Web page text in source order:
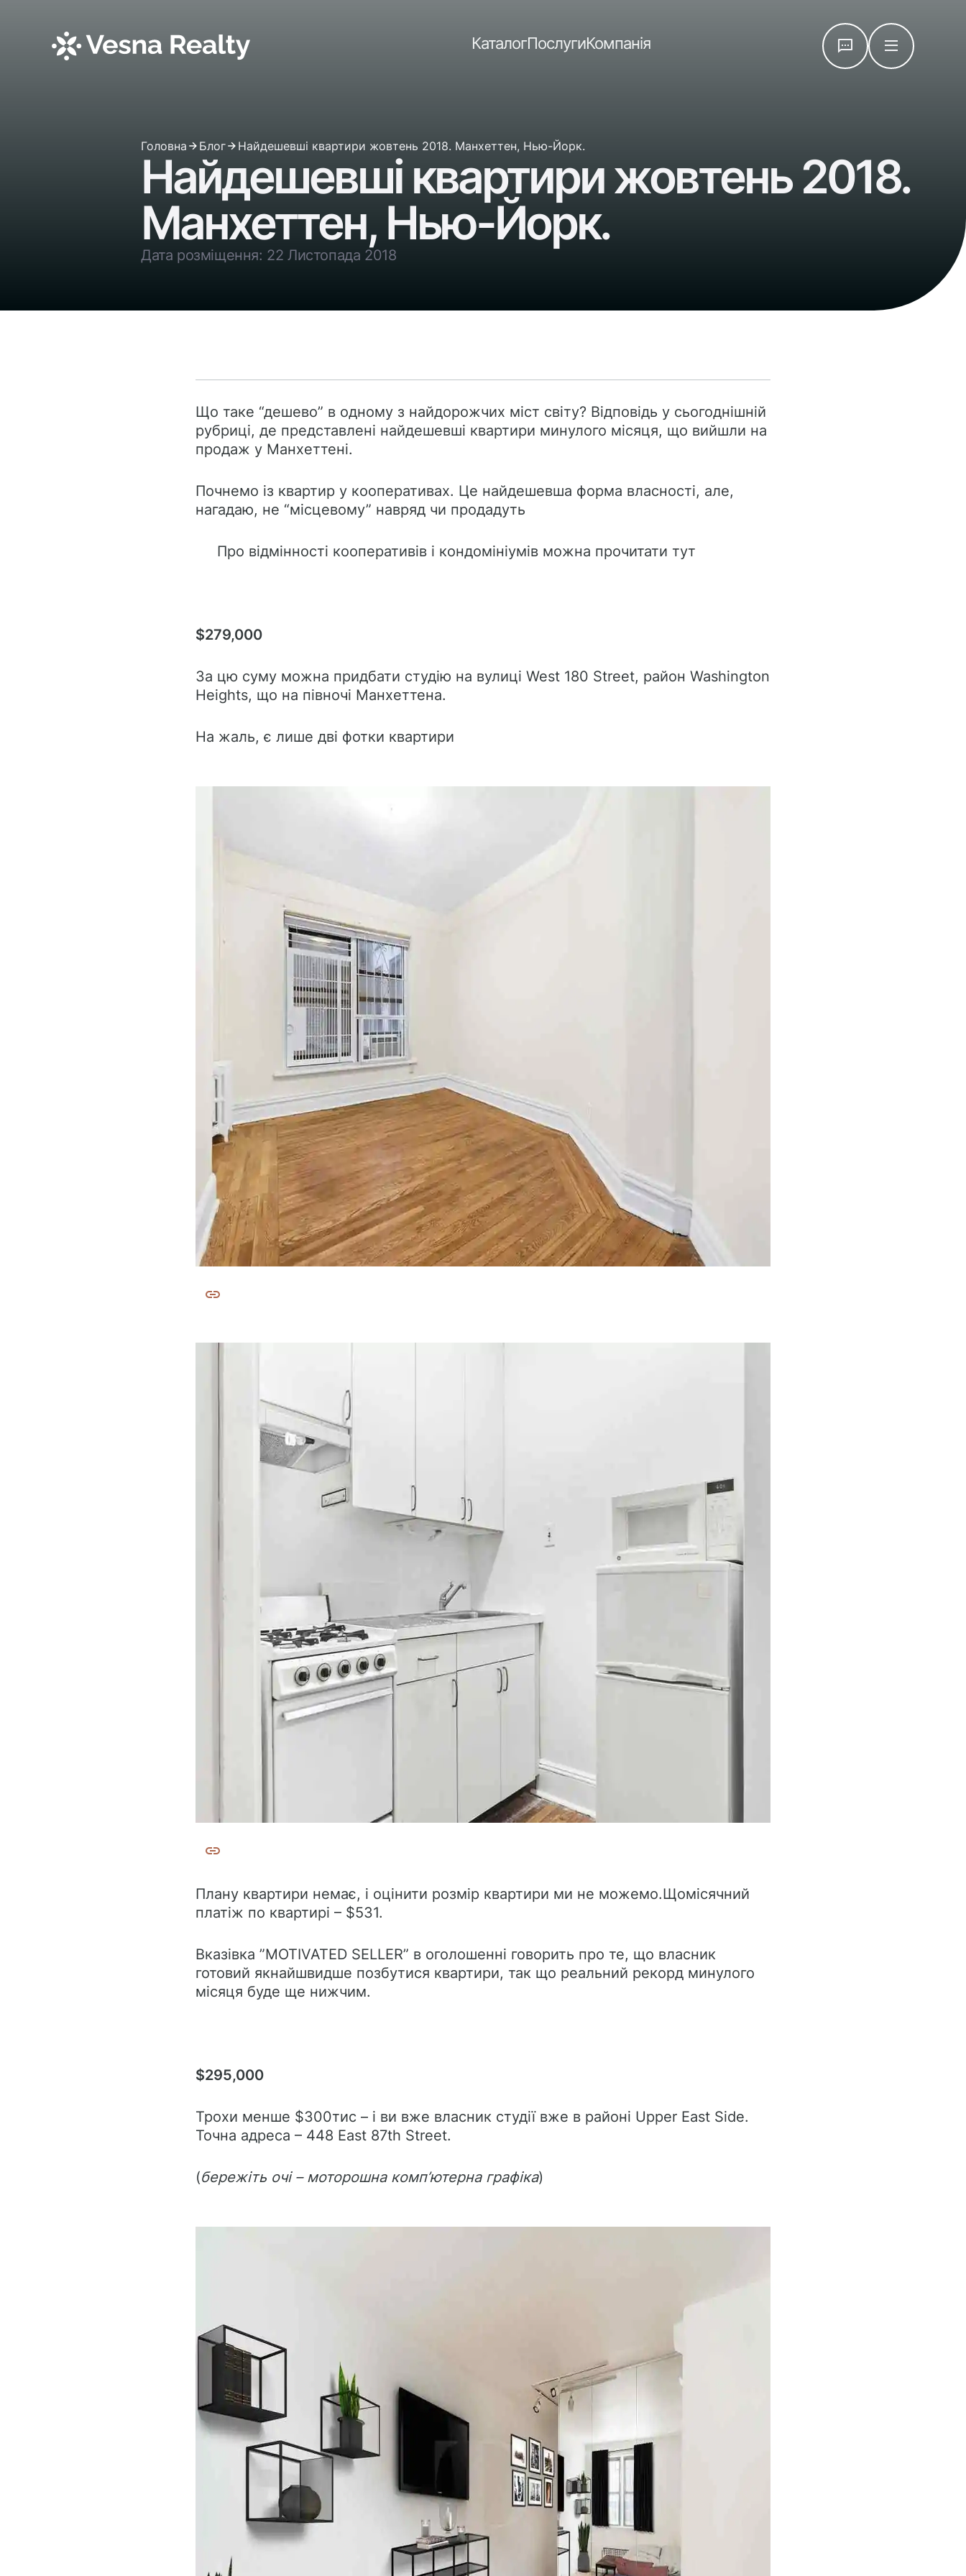
КаталогПослугиКомпанія
Головна Блог Найдешевші квартири жовтень 2018. Манхеттен, Нью-Йорк.
Найдешевші квартири жовтень 2018.
Манхеттен, Нью-Йорк.
Дата розміщення: 22 Листопада 2018
Що таке “дешево” в одному з найдорожчих міст світу? Відповідь у сьогоднішній
рубриці, де представлені найдешевші квартири минулого місяця, що вийшли на
продаж у Манхеттені.
Почнемо із квартир у кооперативах. Це найдешевша форма власності, але,
нагадаю, не “місцевому” навряд чи продадуть
Про відмінності кооперативів і кондомініумів можна прочитати тут
$279,000
За цю суму можна придбати студію на вулиці West 180 Street, район Washington
Heights, що на півночі Манхеттена.
На жаль, є лише дві фотки квартири
Плану квартири немає, і оцінити розмір квартири ми не можемо.Щомісячний
платіж по квартирі – $531.
Вказівка ​​”MOTIVATED SELLER” в оголошенні говорить про те, що власник
готовий якнайшвидше позбутися квартири, так що реальний рекорд минулого
місяця буде ще нижчим.
$295,000
Трохи менше $300тис – і ви вже власник студії вже в районі Upper East Side.
Точна адреса – 448 East 87th Street.
(бережіть очі – моторошна комп’ютерна графіка)